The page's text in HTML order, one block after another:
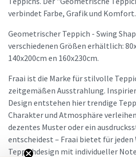
verbindet Farbe, Grafik und Komfort.
Geometrischer Teppich - Swing
verschiedenen Größen erhältlich:
140x200cm en 160x230cm.
Fraai ist die Marke für stilvolle
zeitgemäßen Ausstrahlung.
Design entstehen hier trendige
Charakter und Atmosphäre
dezentes Muster oder ein
entscheidest – Fraai bietet für
Teppichdesign mit individueller